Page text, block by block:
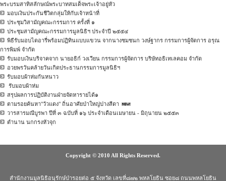
พระบรมสาทิสลักษณ์พระบาทสมเด็จพระเจ้าอยู่หัว
มอบเงินประกันชีวิตกลุ่มให้กับเจ้าหน้าที่
ประชุมวิสามัญคณะกรรมการ ครั้งที่ ๑
ประชุมสามัญคณะกรรมการมูลนิธิฯ ประจำปี ๒๕๕๔
พิธีรับมอบไดอารี่พร้อมปฏิทินแบบแขวน จากนางชมชนก วงษ์ฐากร กรรมการผู้จัดการ อรุณ
การพิมพ์ จำกัด
รับมอบเงินบริจาคจาก นายอธิก์ วงเวียน กรรมการผู้จัดการ บริษัทอธิเทเลคอม จำกัด
อวยพรวันคล้ายวันเกิดประธานกรรมการมูลนิธิฯ
รับมอบผ้าห่มกันหนาว
รับมอบผ้าห่ม
สรุปผลการปฏิบัติงานฝ่ายจัดหารายได้๑
ตามรอยค้นหา"วัวแดง" ถิ่นอาศัยป่าใหญ่ปางสีดา
วารสารมณีบูรพา ปีที่ ๓ ฉบับที่ ๑๖ ประจำเดือนเมษายน - มิถุนายน ๒๕๕๓
ตำนาน นกกรงหัวจุก
Copyright © 2010 All Rights Reserved.
สำนักงานมูลนิธิอนุรักษ์ป่ารอยต่อ ๕ จังหวัด เลขที่๘๗๒ พหลโยธิน ซอย๘ ถนนพหลโยธิน